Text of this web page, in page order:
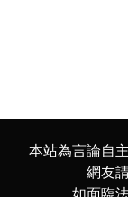
本站為言論自
網友
如面臨